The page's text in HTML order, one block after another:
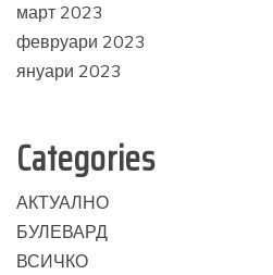
март 2023
февруари 2023
януари 2023
Categories
АКТУАЛНО
БУЛЕВАРД
ВСИЧКО